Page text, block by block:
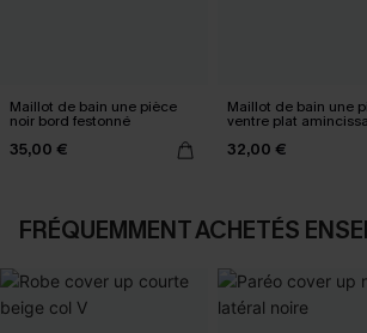
Maillot de bain une pièce
noir bord festonné
35,00 €
Maillot de bain une
ventre plat
32,00 €
FRÉQUEMMENT ACHETÉS